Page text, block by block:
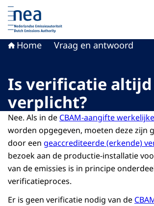
Naar de homepage van Nederlandse
Home Vraag en antwoord
Is verificatie altijd
verplicht?
Nee. Als in de CBAM-aangifte
worden opgegeven, moeten deze zijn
door een geaccrediteerde (erkende)
bezoek aan de productie-installatie
van de emissies is in principe
verificatieproces.
Er is geen verificatie nodig van de